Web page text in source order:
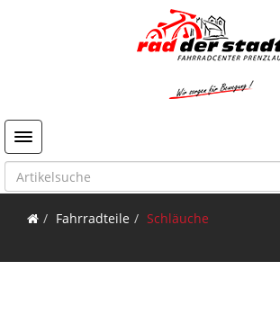
Toggle navigation
Fahrradteile Schläuche